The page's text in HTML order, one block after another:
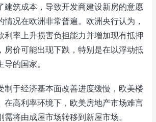
建筑成本，导致开发商建设新房的意愿
情况在欧洲非常普遍。欧洲央行认为，
利率上升损害负担能力并增加现有抵押
房价可能出现下跌，特别是在以浮动抵
的国家。
制于经济基本面改善进度缓慢，欧美楼
在高利率环境下，欧美房地产市场难言
需将由成屋市场转移到新屋市场。